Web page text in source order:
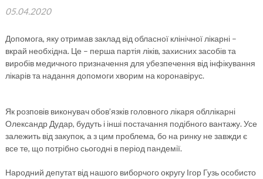
05.04.2020
Допомога, яку отримав заклад від обласної клінічної лікарні –
вкрай необхідна. Це – перша партія ліків, захисних засобів та
виробів медичного призначення для убезпечення від інфікування
лікарів та надання допомоги хворим на коронавірус.
Як розповів виконувач обов’язків головного лікаря обллікарні
Олександр Дудар, будуть і інші постачання подібного вантажу. Усе
залежить від закупок, а з цим проблема, бо на ринку не завжди є
все те, що потрібно сьогодні в період пандемії.
Народний депутат від нашого виборчого округу Ігор Гузь особисто